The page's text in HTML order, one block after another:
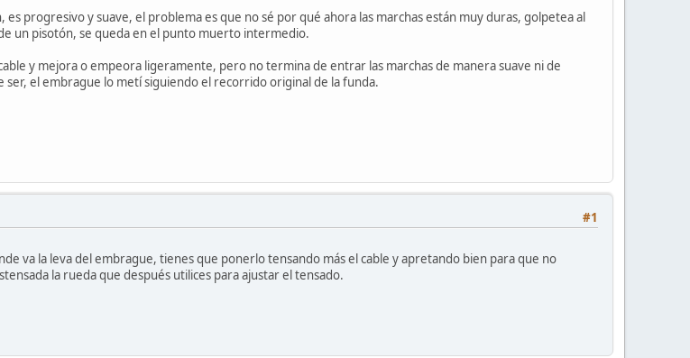
progresivo y suave, el problema es que no sé por qué ahora las marchas están muy duras, golpetea al
un pisotón, se queda en el punto muerto intermedio.
y mejora o empeora ligeramente, pero no termina de entrar las marchas de manera suave ni de
el embrague lo metí siguiendo el recorrido original de la funda.
#1
va la leva del embrague, tienes que ponerlo tensando más el cable y apretando bien para que no
la rueda que después utilices para ajustar el tensado.